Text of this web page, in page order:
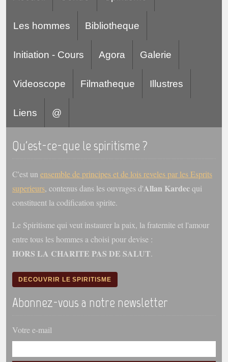
Bibliothèque spirite
Documents
Bulletins "Le Spiritisme"
Journal trimestriel
Newsletters
trimestrielles
Citations
Maximes
séance d'aide spirituelle
Powerpoints
Enseignement
Cours dispensés au Centre
Consultez les réponses
Les hommes Bibliotheque
Initiation - Cours Agora Galerie
Videoscope Filmatheque Illustres
Liens @
Qu'est-ce-que le spiritisme ?
C'est un ensemble de principes et de lois reveles par les Esprits
superieurs, contenus dans les ouvrages d'Allan Kardecqui
constituent la codification spirite.
Le Spiritisme qui veut instaurer la paix, la fraternite et l'amour
entre tous les hommes a choisi pour devise :
HORS LA CHARITE PAS DE SALUT.
DECOUVRIR LE SPIRITISME
Abonnez-vous a notre newsletter
Votre e-mail